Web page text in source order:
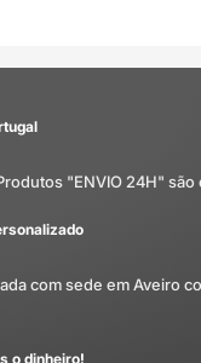
"ENVIO 24H"
com sede em Aveiro
o dinheiro!